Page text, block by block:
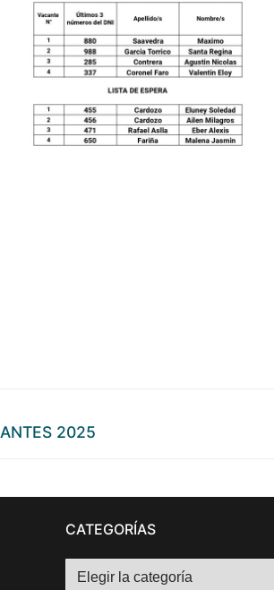
2025
CATEGORÍAS